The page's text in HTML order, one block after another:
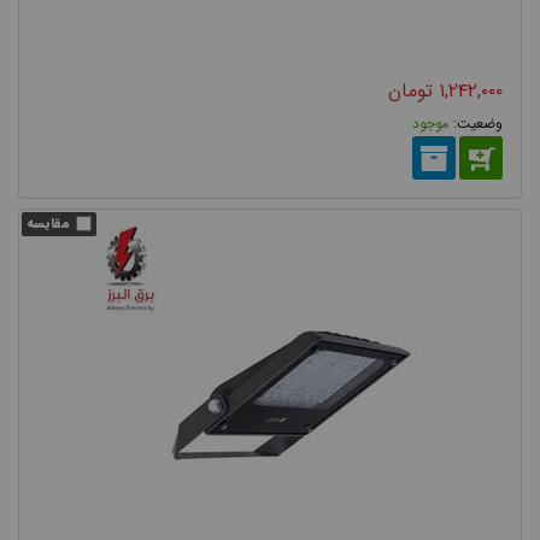
جنگل پیمایی و کمپینگ و ... مورد استفاده قرار می گیرند.
انواع پروژکتور از نظر رنگ نور
۱,۲۴۲,۰۰۰ تومان
موجود